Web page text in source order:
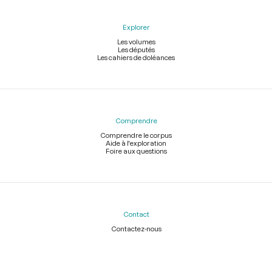
Explorer
Les volumes
Les députés
Les cahiers de doléances
Comprendre
Comprendre le corpus
Aide à l'exploration
Foire aux questions
Contact
Contactez-nous